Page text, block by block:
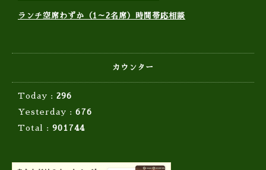
ランチ空席わずか（1～2名席）時間帯応相談
カウンター
Today : 296
Yesterday : 676
Total : 901744